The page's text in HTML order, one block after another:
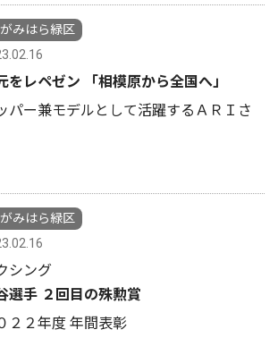
みはら緑区
をレペゼン 「相模原から全国へ」
パー兼モデルとして活躍するＡＲＩさ
みはら緑区
シング
選手 ２回目の殊勲賞
２２年度 年間表彰